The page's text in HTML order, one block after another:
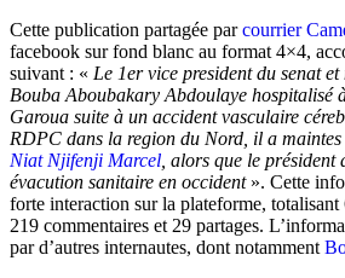
Cette publication partagée parcourrier
facebook sur fond blanc au format 4×4,
suivant : « Le 1er vice president du senat
Bouba Aboubakary Abdoulaye hospitalisé
Garoua suite à un accident vasculaire
RDPC dans la region du Nord, il a maintes
Niat Njifenji Marcel , alors que le
évacution sanitaire en occident». Cette
forte interaction sur la plateforme, totalisant
219 commentaires et 29 partages.
par d’autres internautes, dont notamment